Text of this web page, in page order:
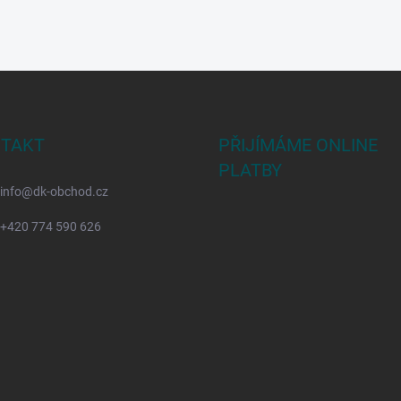
info@dk-obchod.cz
+420 774 590 626
PŘIJÍMÁME ONLINE
PLATBY